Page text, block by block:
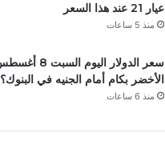
عيار 21 عند هذا السعر
منذ 5 ساعات
الأخضر بكام أمام الجنيه في البنوك؟
منذ 6 ساعات